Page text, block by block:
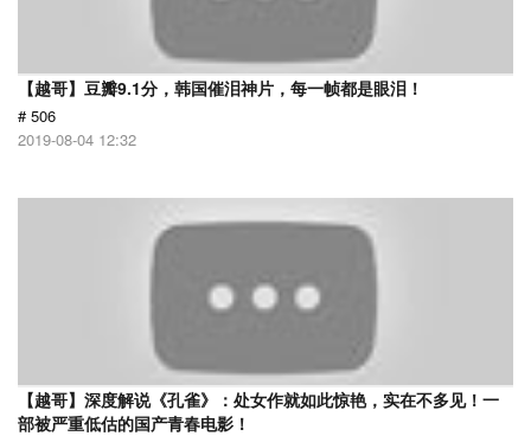
【越哥】豆瓣9.1分，韩国催泪神片，每一帧都是眼泪！
# 506
2019-08-04 12:32
【越哥】深度解说《孔雀》：处女作就如此惊艳，实在不多见！一
部被严重低估的国产青春电影！